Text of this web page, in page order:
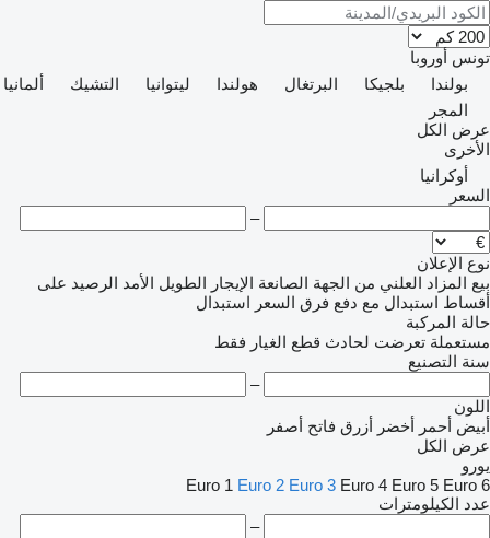
تونس أوروبا
بولندا
بلجيكا البرتغال هولندا ليتوانيا التشيك
ألمانيا
المجر
عرض الكل
الأخرى
أوكرانيا
السعر
–
نوع الإعلان
بيع المزاد العلني من الجهة الصانعة الإيجار الطويل الأمد الرصيد على
أقساط استبدال مع دفع فرق السعر استبدال
حالة المركبة
مستعملة تعرضت لحادث قطع الغيار فقط
سنة التصنيع
–
اللون
أبيض أحمر أخضر أزرق فاتح أصفر
عرض الكل
يورو
Euro 1 Euro 2 Euro 3 Euro 4 Euro 5 Euro 6
عدد الكيلومترات
–